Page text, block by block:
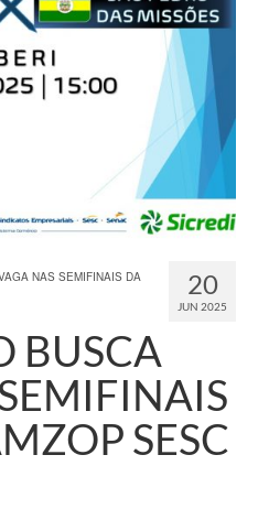
20
JUN 2025
NAS SEMIFINAIS DA
BUSCA
SESC